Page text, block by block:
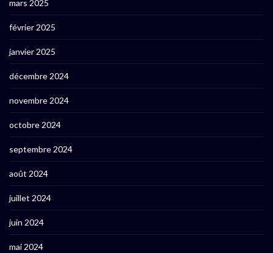
mars 2025
février 2025
janvier 2025
décembre 2024
novembre 2024
octobre 2024
septembre 2024
août 2024
juillet 2024
juin 2024
mai 2024